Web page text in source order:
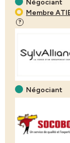
Négociant
Membre
?
Négociant